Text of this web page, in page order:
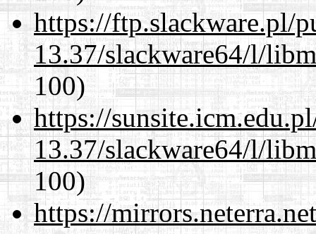
https://ftp.slackware.pl/
13.37/slackware64/l/
100)
https://
13.37/slackware64/l/
100)
https://